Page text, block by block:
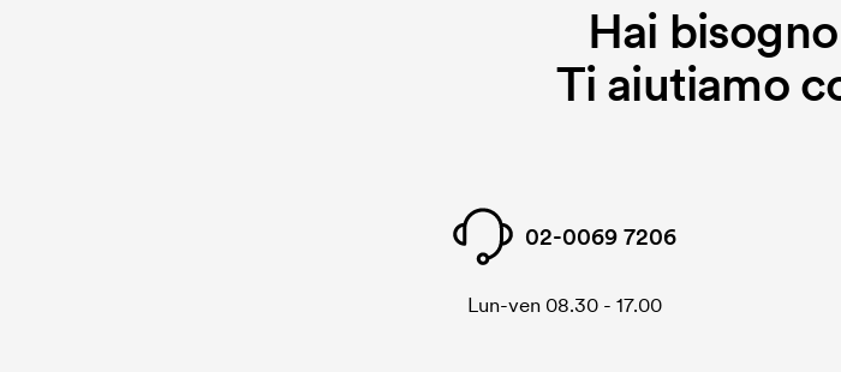
Hai
Ti aiutiamo
02-0069 7206
Lun-ven 08.30 - 17.00